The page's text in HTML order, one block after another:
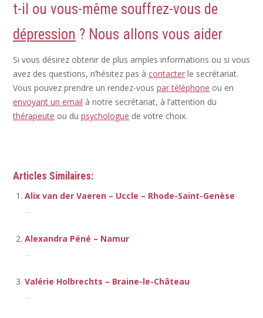
t-il ou vous-même souffrez-vous de
dépression ? Nous allons vous aider
Si vous désirez obtenir de plus amples informations ou si vous
avez des questions, n’hésitez pas à contacter le secrétariat.
Vous pouvez prendre un rendez-vous par téléphone ou en
envoyant un email à notre secrétariat, à l’attention du
thérapeute ou du psychologue de votre choix.
Articles Similaires:
Alix van der Vaeren – Uccle – Rhode-Saint-Genèse
...
Alexandra Péné – Namur
...
Valérie Holbrechts – Braine-le-Château
...